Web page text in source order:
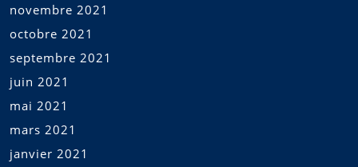
novembre 2021
octobre 2021
septembre 2021
juin 2021
mai 2021
mars 2021
janvier 2021